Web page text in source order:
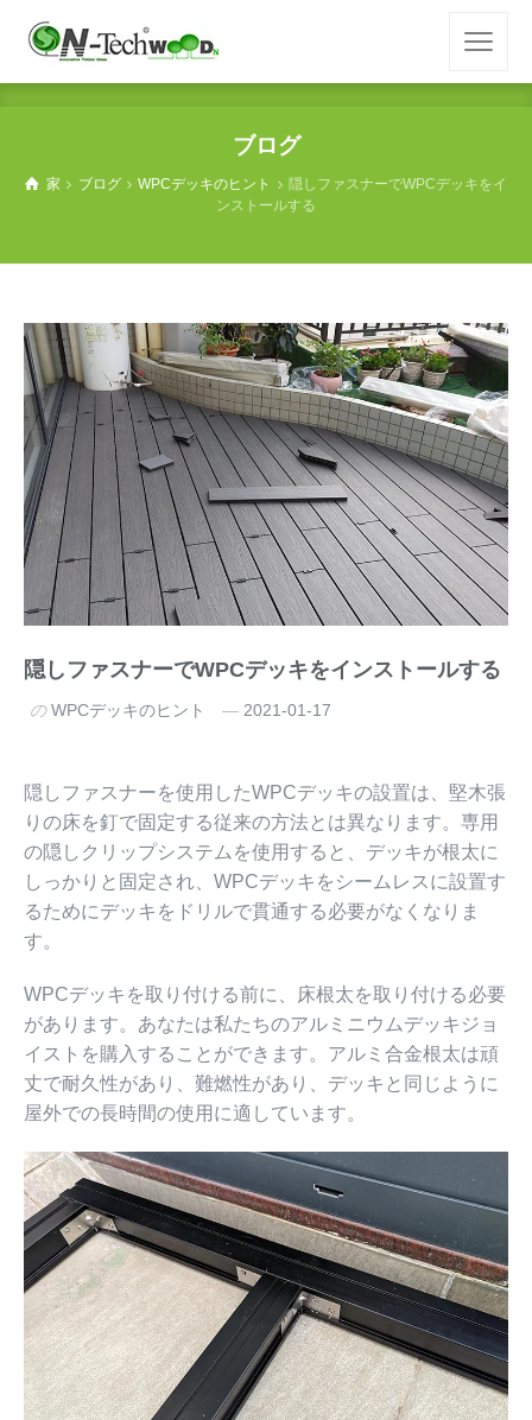
ブログ
家 ブログ WPCデッキのヒント
隠しファスナーでWPCデッキをイ
ンストールする
隠しファスナーでWPCデッキをインストールする
のWPCデッキのヒント 2021-01-17
隠しファスナーを使用したWPCデッキの設置は、堅木張
りの床を釘で固定する従来の方法とは異なります。専用
の隠しクリップシステムを使用すると、デッキが根太に
しっかりと固定され、WPCデッキをシームレスに設置す
るためにデッキをドリルで貫通する必要がなくなりま
す。
WPCデッキを取り付ける前に、床根太を取り付ける必要
があります。あなたは私たちのアルミニウムデッキジョ
イストを購入することができます。アルミ合金根太は頑
丈で耐久性があり、難燃性があり、デッキと同じように
屋外での長時間の使用に適しています。